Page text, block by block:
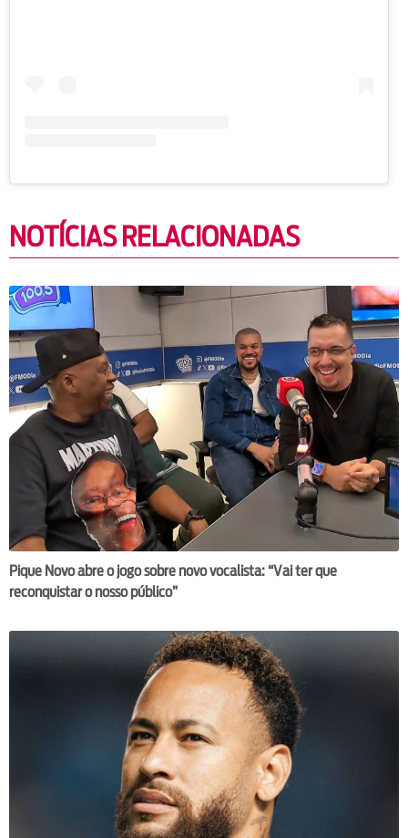
NOTÍCIAS RELACIONADAS
Pique Novo abre o jogo sobre novo vocalista: “Vai ter que
reconquistar o nosso público”